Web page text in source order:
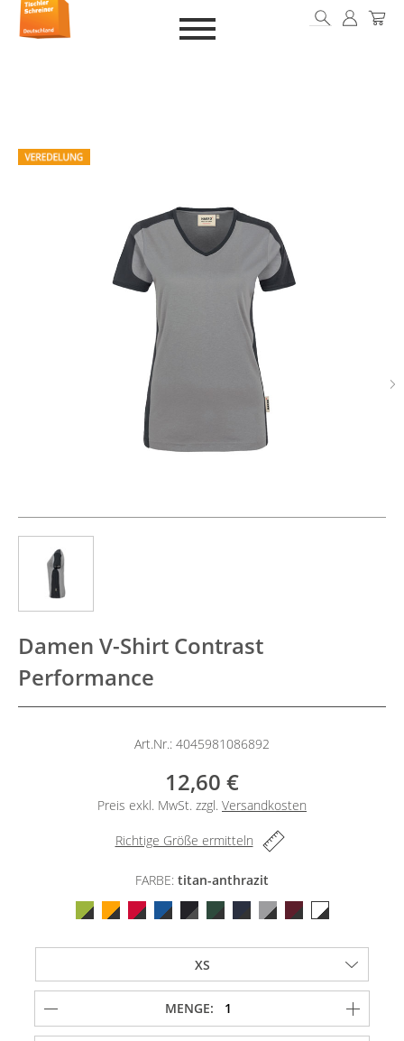
Damen V-Shirt Contrast
Performance
Art.Nr.: 4045981086892
12,60 €
Preis exkl. MwSt. zzgl. Versandkosten
Richtige Größe ermitteln
FARBE: titan-anthrazit
MENGE: